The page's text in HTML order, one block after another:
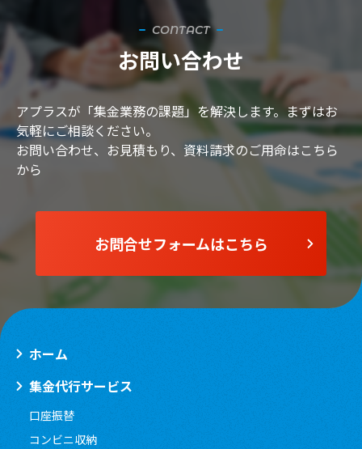
CONTACT
お問い合わせ
アプラスが「集金業務の課題」を解決します。まずはお
気軽にご相談ください。
お問い合わせ、お見積もり、資料請求のご用命はこちら
から
お問合せフォームはこちら
ホーム
集金代行サービス
口座振替
コンビニ収納